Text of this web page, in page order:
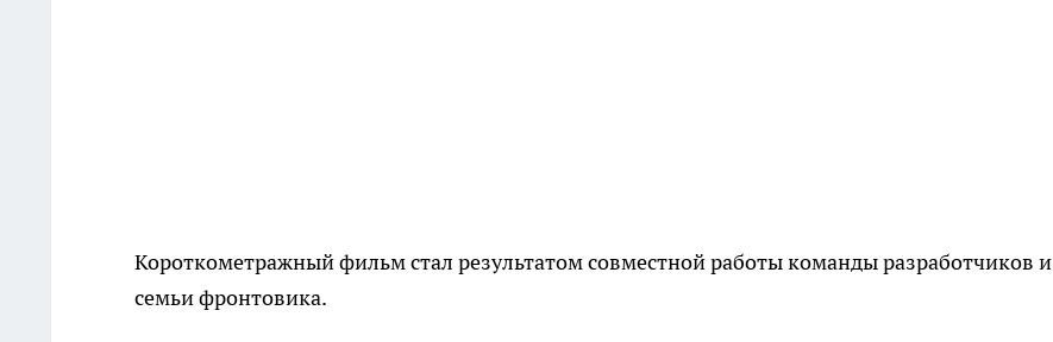
Короткометражный фильм стал результатом совместной работы команды разработчиков и
семьи фронтовика.